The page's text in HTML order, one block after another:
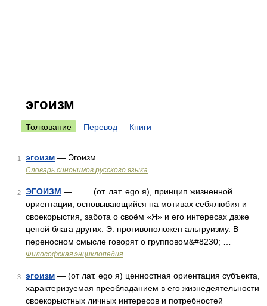
эгоизм
Толкование Перевод Книги
1 эгоизм — Эгоизм …
Словарь синонимов русского языка
2 ЭГОИЗМ — (от. лат. ego я), принцип жизненной
ориентации, основывающийся на мотивах себялюбия и
своекорыстия, забота о своём «Я» и его интересах даже
ценой блага других. Э. противоположен альтруизму. В
переносном смысле говорят о групповом&#8230; …
Философская энциклопедия
3 эгоизм — (от лат. ego я) ценностная ориентация субъекта,
характеризуемая преобладанием в его жизнедеятельности
своекорыстных личных интересов и потребностей